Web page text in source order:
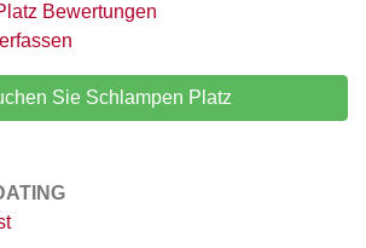
Bewertungen
Sie Schlampen Platz